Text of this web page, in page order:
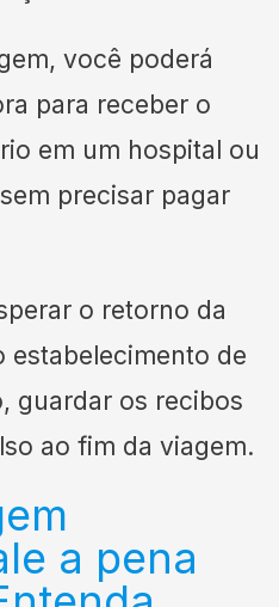
você poderá
para receber o
em um hospital ou
precisar pagar
o retorno da
estabelecimento de
guardar os recibos
ao fim da viagem.
a pena